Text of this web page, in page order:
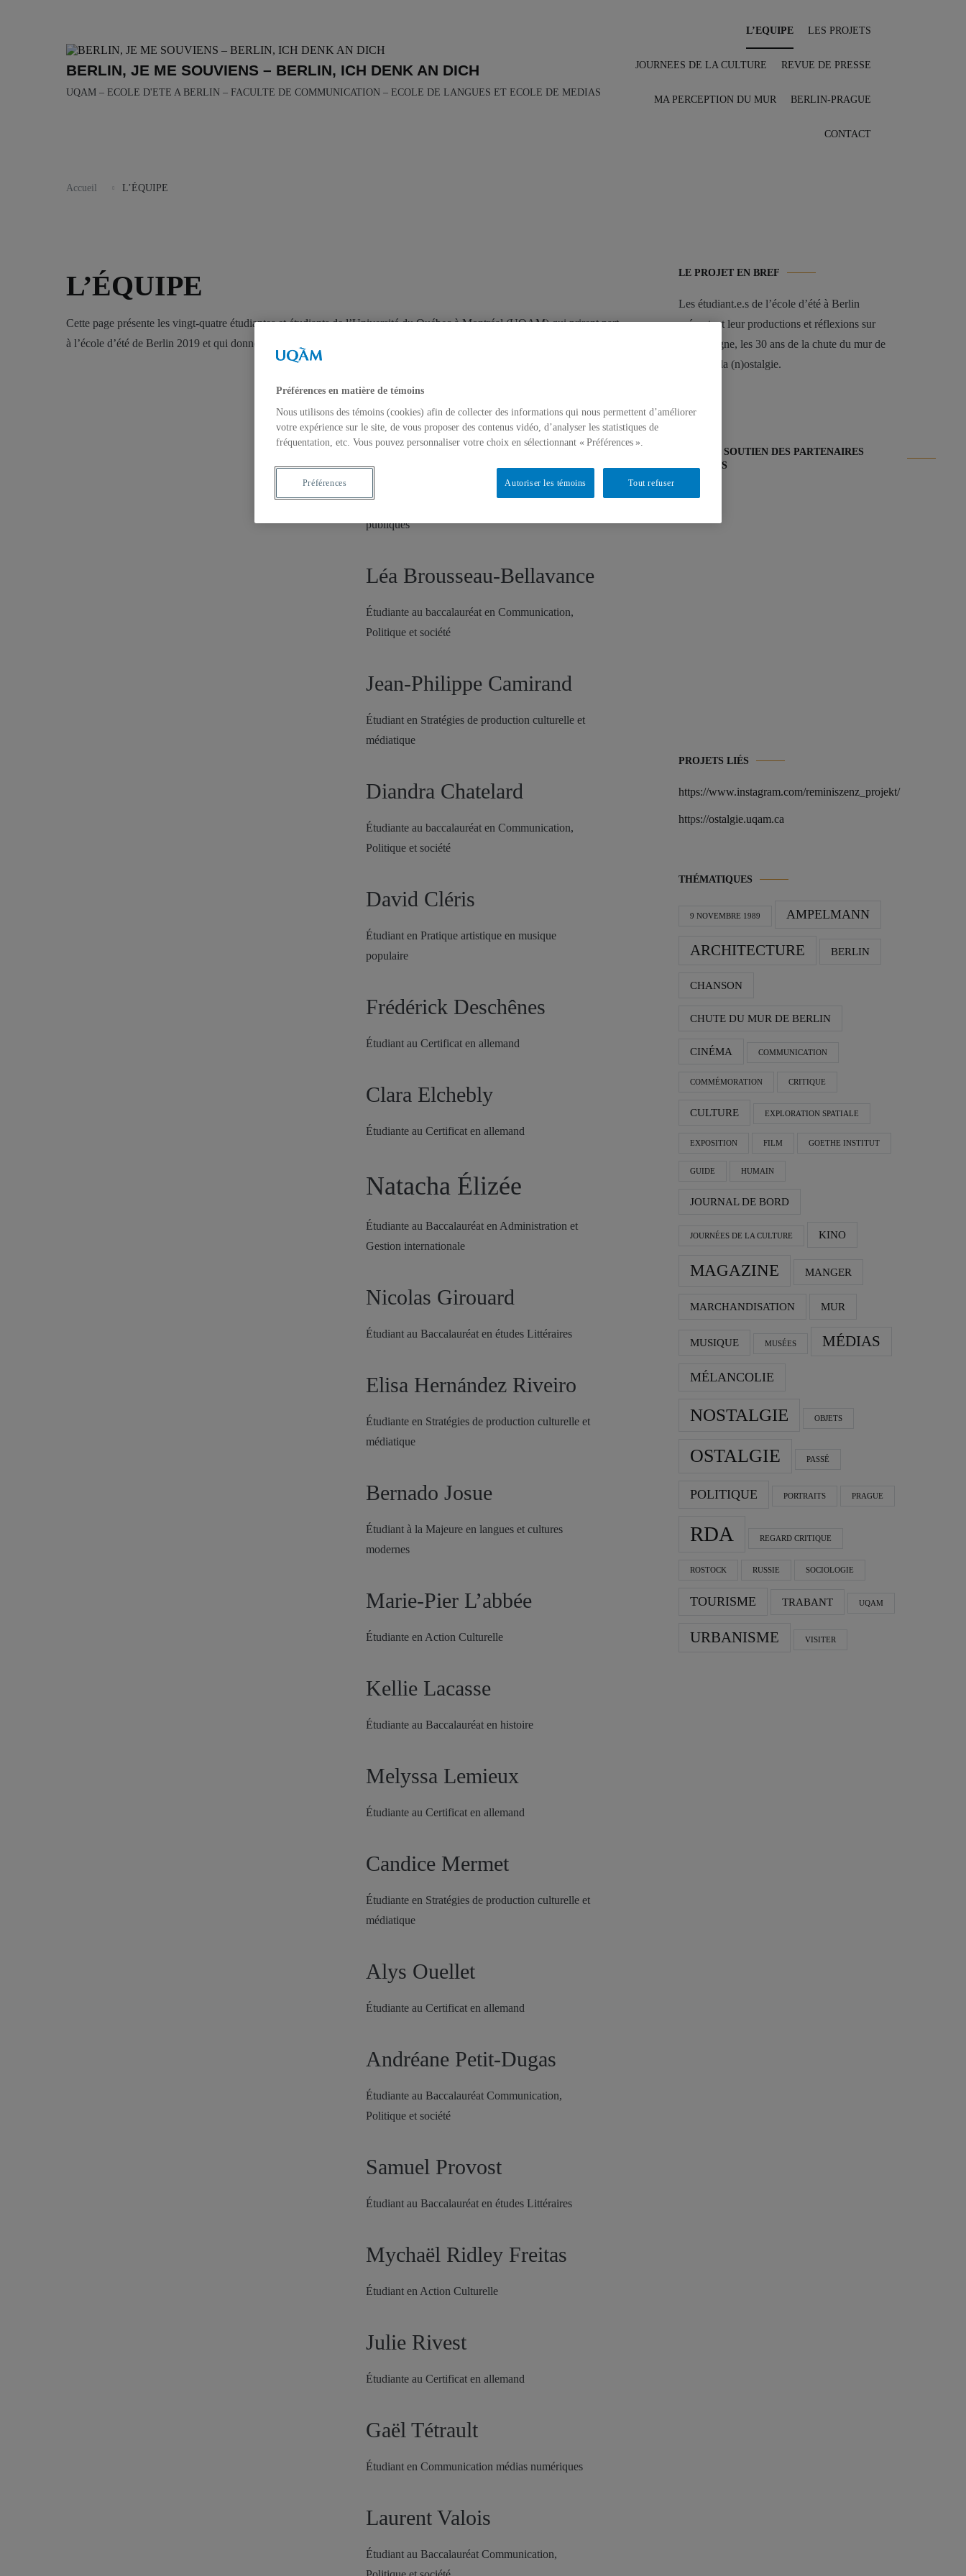
BERLIN, JE ME SOUVIENS – BERLIN, ICH DENK AN DICH
UQAM – ECOLE D'ETE A BERLIN – FACULTE DE COMMUNICATION – ECOLE DE LANGUES ET ECOLE DE MEDIAS
L’EQUIPE LES PROJETS
JOURNEES DE LA CULTURE REVUE DE PRESSE
MA PERCEPTION DU MUR BERLIN-PRAGUE
CONTACT
Accueil L’ÉQUIPE
L’ÉQUIPE
Cette page présente les vingt-quatre étudiantes et étudiants de l’Université du Québec à Montréal (UQAM) qui prirent part
à l’école d’été de Berlin 2019 et qui donnèrent vie à ce projet.
Étudiante en Action Culturelle
Charles Bélanger-Lecours
publiques
Léa Brousseau-Bellavance
Étudiante au baccalauréat en Communication,
Politique et société
Jean-Philippe Camirand
Étudiant en Stratégies de production culturelle et
médiatique
Diandra Chatelard
Étudiante au baccalauréat en Communication,
Politique et société
David Cléris
Étudiant en Pratique artistique en musique
populaire
Frédérick Deschênes
Étudiant au Certificat en allemand
Clara Elchebly
Étudiante au Certificat en allemand
Natacha Élizée
Étudiante au Baccalauréat en Administration et
Gestion internationale
Nicolas Girouard
Étudiant au Baccalauréat en études Littéraires
Elisa Hernández Riveiro
Étudiante en Stratégies de production culturelle et
médiatique
Bernado Josue
Étudiant à la Majeure en langues et cultures
modernes
Marie-Pier L’abbée
Étudiante en Action Culturelle
Kellie Lacasse
Étudiante au Baccalauréat en histoire
Melyssa Lemieux
Étudiante au Certificat en allemand
Candice Mermet
Étudiante en Stratégies de production culturelle et
médiatique
Alys Ouellet
Étudiante au Certificat en allemand
Andréane Petit-Dugas
Étudiante au Baccalauréat Communication,
Politique et société
Samuel Provost
Étudiant au Baccalauréat en études Littéraires
Mychaël Ridley Freitas
Étudiant en Action Culturelle
Julie Rivest
Étudiante au Certificat en allemand
Gaël Tétrault
Étudiant en Communication médias numériques
Laurent Valois
Étudiant au Baccalauréat Communication,
LE PROJET EN BREF
Les étudiant.e.s de l’école d’été à Berlin
présentent leur productions et réflexions sur
l’Allemagne, les 30 ans de la chute du mur de
Berlin et la (n)ostalgie.
AVEC LE SOUTIEN DES PARTENAIRES
SUIVANTS
PROJETS LIÉS
https://www.instagram.com/reminiszenz_projekt/
https://ostalgie.uqam.ca
THÉMATIQUES
9 NOVEMBRE 1989 AMPELMANN
ARCHITECTURE BERLIN
CHANSON
CHUTE DU MUR DE BERLIN
CINÉMA COMMUNICATION
COMMÉMORATION CRITIQUE
CULTURE EXPLORATION SPATIALE
EXPOSITION FILM GOETHE INSTITUT
GUIDE HUMAIN
JOURNAL DE BORD
JOURNÉES DE LA CULTURE KINO
MAGAZINE MANGER
MARCHANDISATION MUR
MUSIQUE MUSÉES MÉDIAS
MÉLANCOLIE
NOSTALGIE OBJETS
OSTALGIE PASSÉ
POLITIQUE PORTRAITS PRAGUE
RDA REGARD CRITIQUE
ROSTOCK RUSSIE SOCIOLOGIE
TOURISME TRABANT UQAM
URBANISME VISITER
Préférences en matière de témoins
Nous utilisons des témoins (cookies) afin de collecter des informations qui nous permettent d’améliorer
votre expérience sur le site, de vous proposer des contenus vidéo, d’analyser les statistiques de
fréquentation, etc. Vous pouvez personnaliser votre choix en sélectionnant « Préférences ».
Tout refuser
Autoriser les témoins
Préférences